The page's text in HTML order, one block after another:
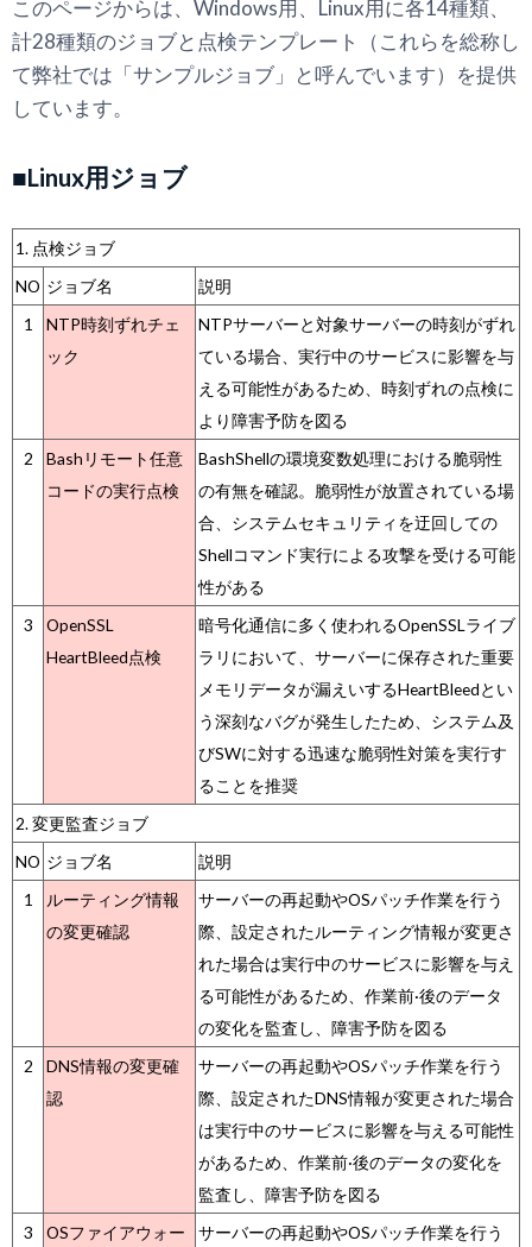
このページからは、Windows用、Linux用に各14種類、
計28種類のジョブと点検テンプレート（これらを総称し
て弊社では「サンプルジョブ」と呼んでいます）を提供
しています。
■Linux用ジョブ
1. 点検ジョブ
NO ジョブ名
説明
1
NTP時刻ずれチェ
ック
NTPサーバーと対象サーバーの時刻がずれ
ている場合、実行中のサービスに影響を与
える可能性があるため、時刻ずれの点検に
より障害予防を図る
2
Bashリモート任意
コードの実行点検
BashShellの環境変数処理における脆弱性
の有無を確認。脆弱性が放置されている場
合、システムセキュリティを迂回しての
Shellコマンド実行による攻撃を受ける可能
性がある
3
OpenSSL
HeartBleed点検
暗号化通信に多く使われるOpenSSLライブ
ラリにおいて、サーバーに保存された重要
メモリデータが漏えいするHeartBleedとい
う深刻なバグが発生したため、システム及
びSWに対する迅速な脆弱性対策を実行す
ることを推奨
2. 変更監査ジョブ
NO ジョブ名
説明
1
ルーティング情報
の変更確認
サーバーの再起動やOSパッチ作業を行う
際、設定されたルーティング情報が変更さ
れた場合は実行中のサービスに影響を与え
る可能性があるため、作業前·後のデータ
の変化を監査し、障害予防を図る
2
DNS情報の変更確
認
サーバーの再起動やOSパッチ作業を行う
際、設定されたDNS情報が変更された場合
は実行中のサービスに影響を与える可能性
があるため、作業前·後のデータの変化を
監査し、障害予防を図る
3
OSファイアウォー
サーバーの再起動やOSパッチ作業を行う